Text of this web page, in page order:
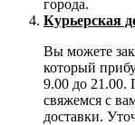
города.
Курьерская
Вы можете
который
9.00 до 21.00.
свяжемся с
доставки.